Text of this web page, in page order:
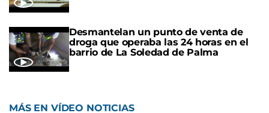
Desmantelan un punto de venta de
droga que operaba las 24 horas en el
barrio de La Soledad de Palma
MÁS EN VÍDEO NOTICIAS